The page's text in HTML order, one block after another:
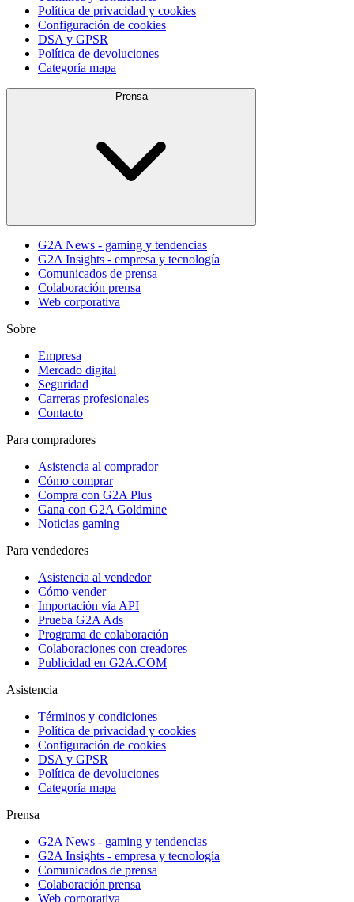
Política de privacidad y cookies
Configuración de cookies
DSA y GPSR
Política de devoluciones
Categoría mapa
Prensa
G2A News - gaming y tendencias
G2A Insights - empresa y tecnología
Comunicados de prensa
Colaboración prensa
Web corporativa
Sobre
Empresa
Mercado digital
Seguridad
Carreras profesionales
Contacto
Para compradores
Asistencia al comprador
Cómo comprar
Compra con G2A Plus
Gana con G2A Goldmine
Noticias gaming
Para vendedores
Asistencia al vendedor
Cómo vender
Importación vía API
Prueba G2A Ads
Programa de colaboración
Colaboraciones con creadores
Publicidad en G2A.COM
Asistencia
Términos y condiciones
Política de privacidad y cookies
Configuración de cookies
DSA y GPSR
Política de devoluciones
Categoría mapa
Prensa
G2A News - gaming y tendencias
G2A Insights - empresa y tecnología
Comunicados de prensa
Colaboración prensa
Web corporativa